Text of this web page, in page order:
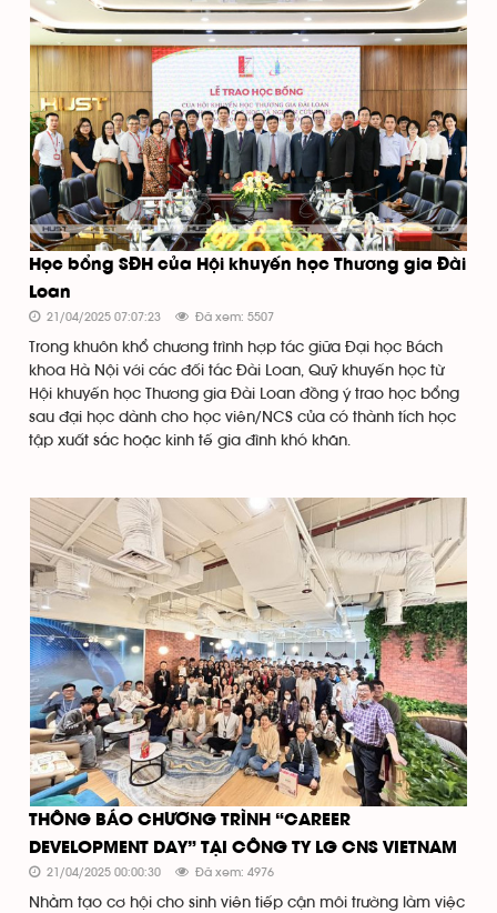
Học bổng SĐH của Hội khuyến học Thương gia Đài
Loan
21/04/2025 07:07:23 Đã xem: 5507
Trong khuôn khổ chương trình hợp tác giữa Đại học Bách
khoa Hà Nội với các đối tác Đài Loan, Quỹ khuyến học từ
Hội khuyến học Thương gia Đài Loan đồng ý trao học bổng
sau đại học dành cho học viên/NCS của có thành tích học
tập xuất sắc hoặc kinh tế gia đình khó khăn.
THÔNG BÁO CHƯƠNG TRÌNH “CAREER
DEVELOPMENT DAY” TẠI CÔNG TY LG CNS VIETNAM
21/04/2025 00:00:30 Đã xem: 4976
Nhằm tạo cơ hội cho sinh viên tiếp cận môi trường làm việc